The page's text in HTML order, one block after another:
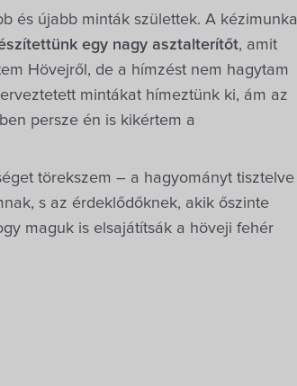
és újabb minták születtek. A kézimunka
egy nagy asztalterítőt, amit
Hövejről, de a hímzést nem hagytam
mintákat hímeztünk ki, ám az
persze én is kikértem a
törekszem – a hagyományt tisztelve
s az érdeklődőknek, akik őszinte
maguk is elsajátítsák a höveji fehér